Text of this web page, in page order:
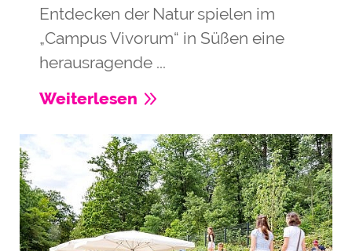
Entdecken der Natur spielen im
„Campus Vivorum“ in Süßen eine
herausragende ...
Weiterlesen